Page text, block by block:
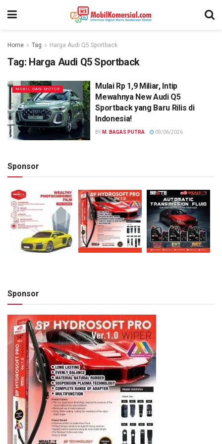
Home Tag Harga Audi Q5 Sportback
Tag: Harga Audi Q5 Sportback
MOBIL DAN MOTOR
Mulai Rp 1,9 Miliar, Intip
Mewahnya New Audi Q5
Sportback yang Baru Rilis di
Indonesia!
BY M. BAGAS PUTRA 09/06/2026
Sponsor
Sponsor